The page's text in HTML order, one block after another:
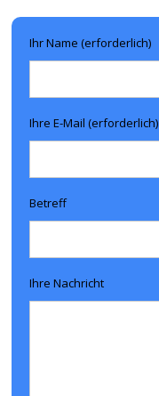
Ihr Name (erforderlich)
Ihre E-Mail (erforderlich)
Betreff
Ihre Nachricht